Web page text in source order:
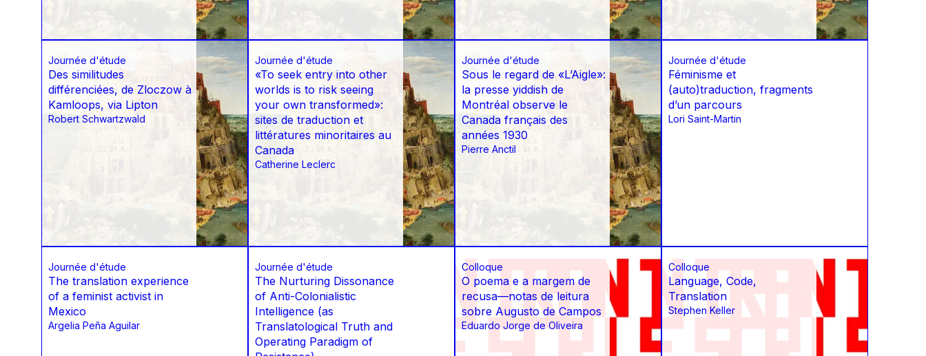
Journée d'étude
Des similitudes
différenciées, de Zloczow à
Kamloops, via Lipton
Robert Schwartzwald
Journée d'étude
«To seek entry into other
worlds is to risk seeing
your own transformed»:
sites de traduction et
littératures minoritaires au
Canada
Catherine Leclerc
Journée d'étude
Sous le regard de «L’Aigle»:
la presse yiddish de
Montréal observe le
Canada français des
années 1930
Pierre Anctil
Journée d'étude
Féminisme et
(auto)traduction, fragments
d’un parcours
Lori Saint-Martin
Journée d'étude
The translation experience
of a feminist activist in
Mexico
Argelia Peña Aguilar
Journée d'étude
The Nurturing Dissonance
of Anti-Colonialistic
Intelligence (as
Translatological Truth and
Operating Paradigm of
Colloque
O poema e a margem de
recusa—notas de leitura
sobre Augusto de Campos
Eduardo Jorge de Oliveira
Colloque
Language, Code,
Translation
Stephen Keller